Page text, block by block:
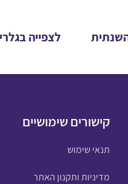
לצפייה
קישורים שימושיים
תנאי שימוש
מדיניות ותקנון האתר